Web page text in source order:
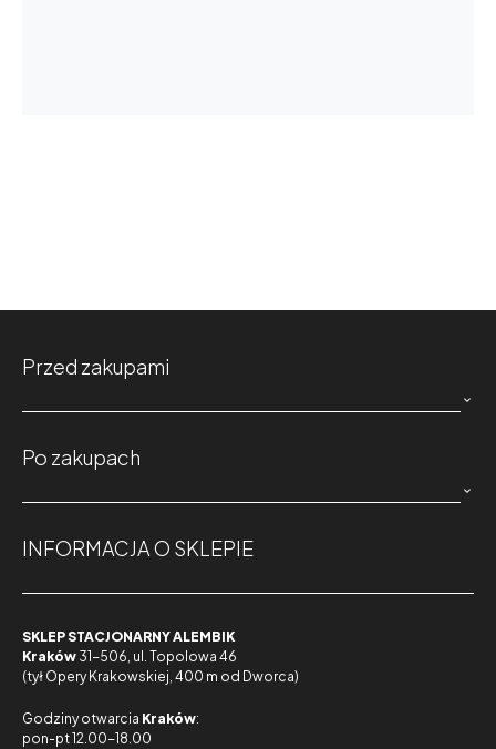
Przed zakupami

Po zakupach

INFORMACJA O SKLEPIE
SKLEP STACJONARNY ALEMBIK
Kraków 31-506, ul. Topolowa 46
(tył Opery Krakowskiej, 400 m od Dworca)
Godziny otwarcia Kraków:
pon-pt 12.00-18.00